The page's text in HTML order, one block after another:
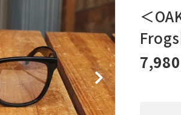
ッズ
冬期・雪山に向けたウェア・
ギア
テント泊山行に向けたギ
ア！
沢登りに向けたウェア・ギ
ア！
トレイルラン向けウェア・ギ
＜